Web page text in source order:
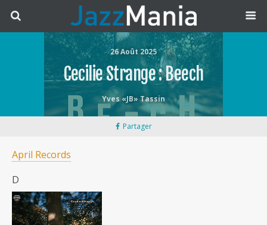
26 Août 2025
Cecilie Strange : Beech
Yves «JB» Tassin
Partager
April Records
D